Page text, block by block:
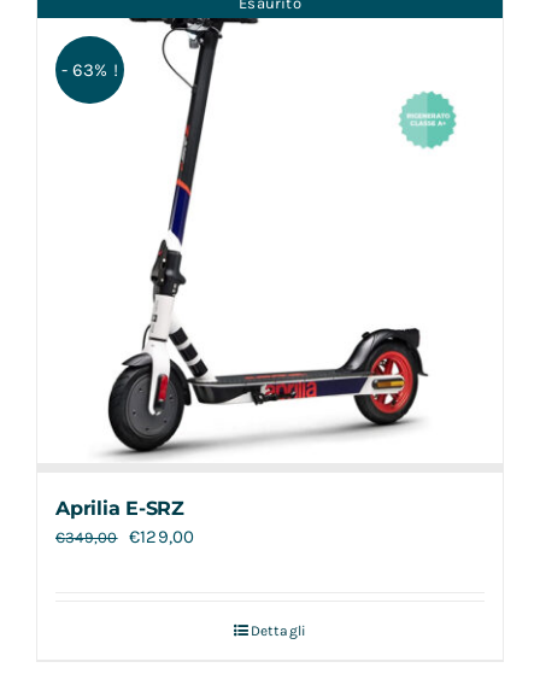
- 63% !
Aprilia E-SRZ
€349,00 €129,00
Dettagli